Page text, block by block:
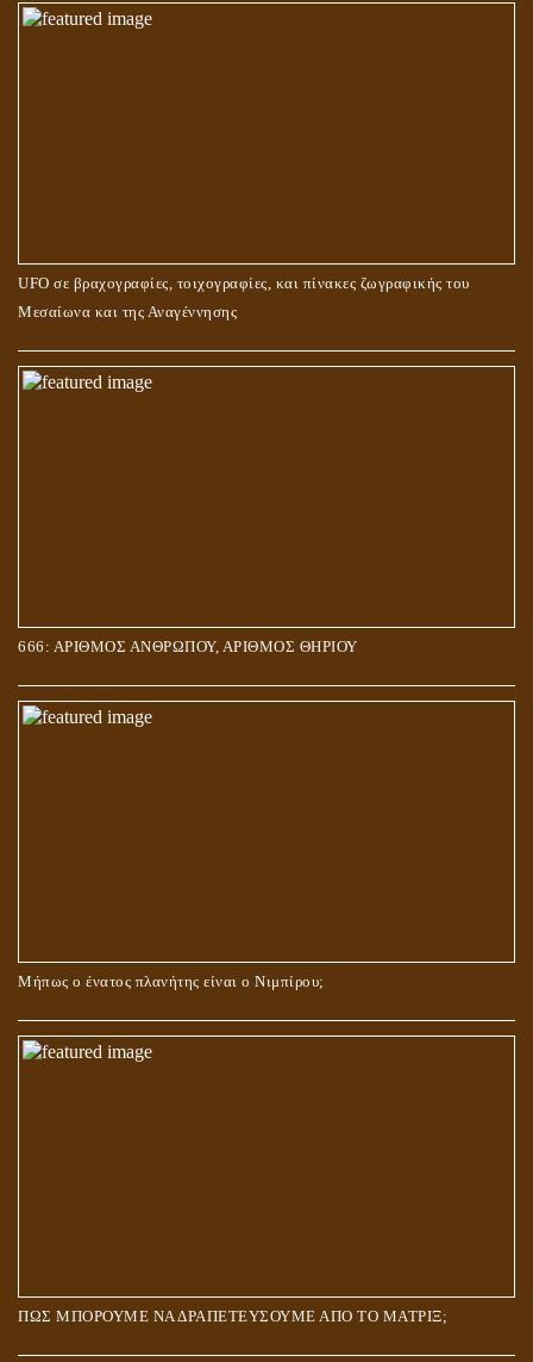
UFO σε βραχογραφίες, τοιχογραφίες, και πίνακες ζωγραφικής του
Μεσαίωνα και της Αναγέννησης
666: ΑΡΙΘΜΟΣ ΑΝΘΡΩΠΟΥ, ΑΡΙΘΜΟΣ ΘΗΡΙΟΥ
Μήπως ο ένατος πλανήτης είναι ο Νιμπίρου;
ΠΩΣ ΜΠΟΡΟΥΜΕ ΝΑ ΔΡΑΠΕΤΕΥΣΟΥΜΕ ΑΠΟ ΤΟ ΜΑΤΡΙΞ;